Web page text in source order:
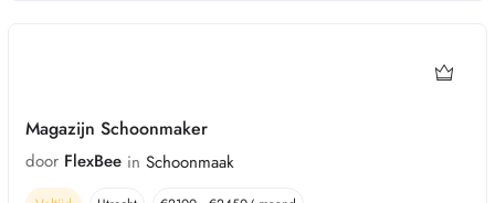
Magazijn Schoonmaker
door FlexBee in Schoonmaak